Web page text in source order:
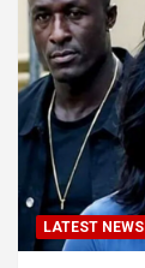
LATEST NEWS